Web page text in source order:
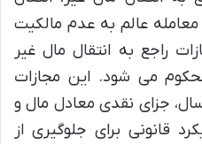
عالم به عدم مالکیت
راجع به انتقال مال غیر
می شود. این مجازات
جزای نقدی معادل مال و
قانونی برای جلوگیری از